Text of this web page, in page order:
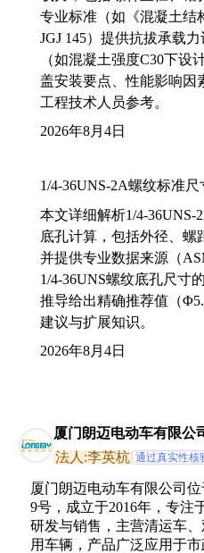
专业标准（如《混凝土结
JGJ 145）提供抗拔承载
（如混凝土强度C30下设
盖安装要点、性能影响因
工程技术人员参考。
2026年8月4日
1/4-36UNS-2A螺纹标准尺
本文详细解析1/4-36UNS-
底孔计算，包括外径、螺
并提供专业数据来源（
1/4-36UNS螺纹底孔尺寸
推导给出精确推荐值（
建议与扩展知识。
2026年8月4日
厦门朗迈电动车有限公
法人:李英杭 通过真实性核
厦门朗迈电动车有限公司
9号，成立于2016年，专注
研发与销售，主营清运车
用车辆，产品广泛应用于